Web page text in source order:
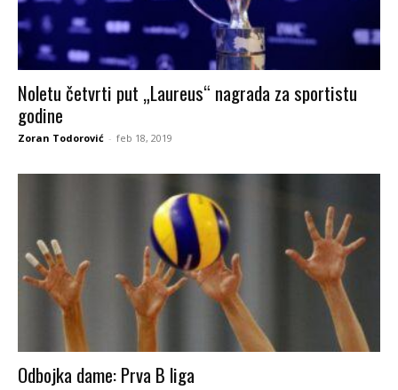
Noletu četvrti put „Laureus“ nagrada za sportistu
godine
Zoran Todorović - feb 18, 2019
Odbojka dame: Prva B liga